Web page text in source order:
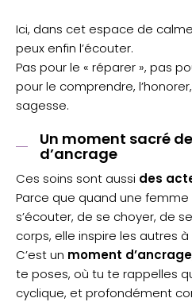
Ici, dans cet espace de
peux enfin l’écouter.
Pas pour le « réparer », pas
pour le comprendre,
sagesse.
Un moment sacré
d’ancrage
Ces soins sont aussi des
Parce que quand une
s’écouter, de se choyer, de
corps, elle inspire les autres
C’est un moment d’ancrage
te poses, où tu te rappelles
cyclique, et profondément